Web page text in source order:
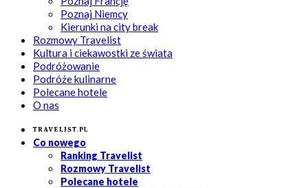
Poznaj Niemcy
Kierunki na city break
Rozmowy Travelist
Kultura i ciekawostki ze świata
Podróżowanie
Podróże kulinarne
Polecane hotele
O nas
Travelist.pl
Co nowego
Ranking Travelist
Rozmowy Travelist
Polecane hotele